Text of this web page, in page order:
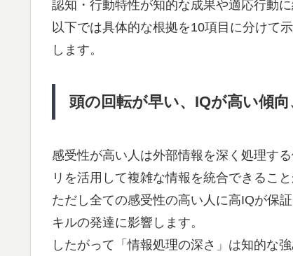
認知・行動特性が知的な成果や適応行動
以下では具体的な根拠を10項目に分けて
します。
頭の回転が早い、IQが高い傾
感受性が高い人は外部情報を深く処理す
リを活用して複雑な情報を統合できること
ただし全ての感受性の高い人に高IQが保
キルの発達に影響します。
したがって「情報処理の深さ」は知的な